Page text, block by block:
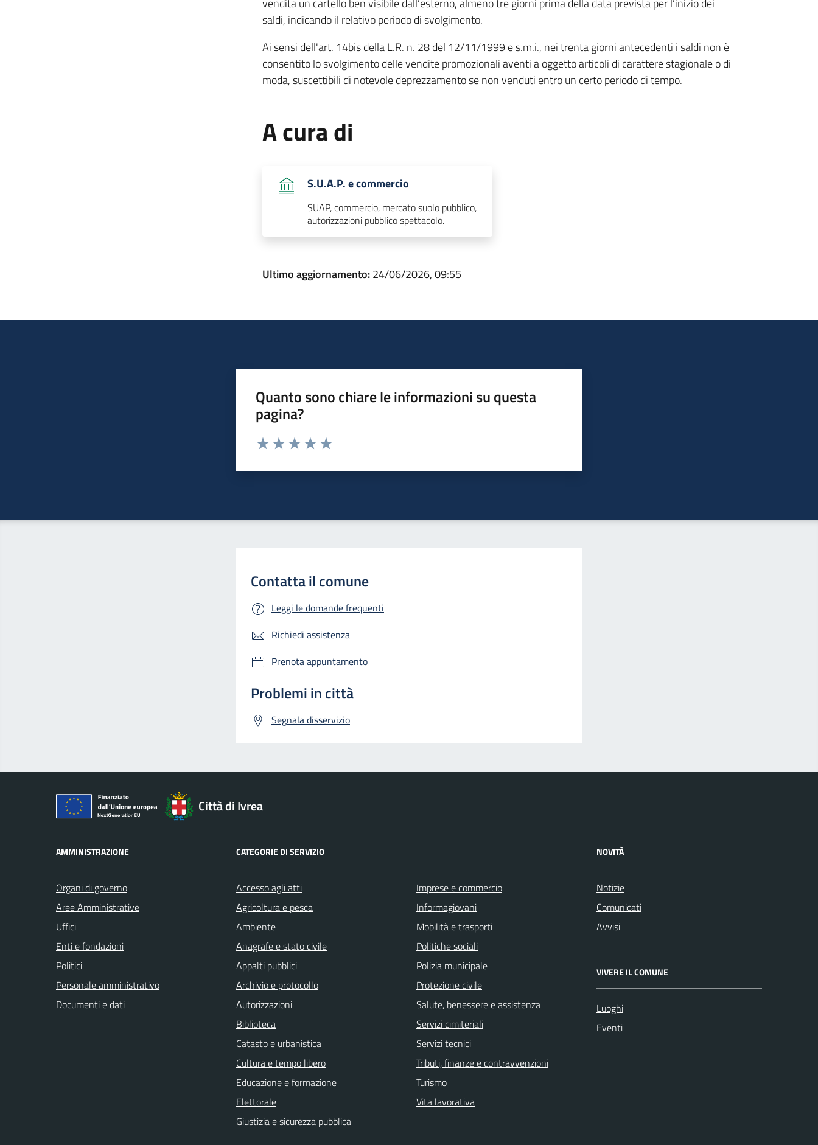
vendita un cartello ben visibile dall’esterno, almeno tre giorni prima della data prevista per l’inizio dei
saldi, indicando il relativo periodo di svolgimento.
Ai sensi dell'art. 14bis della L.R. n. 28 del 12/11/1999 e s.m.i., nei trenta giorni antecedenti i saldi non è
consentito lo svolgimento delle vendite promozionali aventi a oggetto articoli di carattere stagionale o di
moda, suscettibili di notevole deprezzamento se non venduti entro un certo periodo di tempo.
A cura di
S.U.A.P. e commercio
SUAP, commercio, mercato suolo pubblico,
autorizzazioni pubblico spettacolo.
Ultimo aggiornamento:24/06/2026, 09:55
Quanto sono chiare le informazioni su questa
pagina?
Valuta da 1 a 5 stelle la pagina
Contatta il comune
Leggi le domande frequenti
Richiedi assistenza
Prenota appuntamento
Problemi in città
Segnala disservizio
Città di Ivrea
AMMINISTRAZIONE
Organi di governo
Aree Amministrative
Uffici
Enti e fondazioni
Politici
Personale amministrativo
Documenti e dati
CATEGORIE DI SERVIZIO
Accesso agli atti
Agricoltura e pesca
Ambiente
Anagrafe e stato civile
Appalti pubblici
Archivio e protocollo
Autorizzazioni
Biblioteca
Catasto e urbanistica
Cultura e tempo libero
Educazione e formazione
Elettorale
Giustizia e sicurezza pubblica
Imprese e commercio
Informagiovani
Mobilità e trasporti
Politiche sociali
Polizia municipale
Protezione civile
Salute, benessere e assistenza
Servizi cimiteriali
Servizi tecnici
Tributi, finanze e contravvenzioni
Turismo
Vita lavorativa
NOVITÀ
Notizie
Comunicati
Avvisi
VIVERE IL COMUNE
Luoghi
Eventi